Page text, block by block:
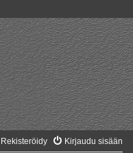
Kirjaudu sisään
Rekisteröidy